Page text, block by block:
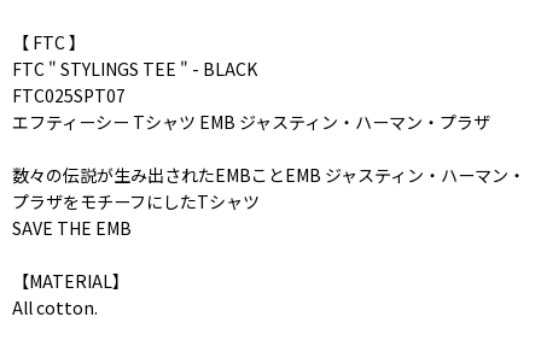
【 FTC 】
FTC " STYLINGS TEE " - BLACK
FTC025SPT07
エフティーシー Tシャツ EMB ジャスティン・ハーマン・プラザ
数々の伝説が生み出されたEMBことEMB ジャスティン・ハーマン・
プラザをモチーフにしたTシャツ
SAVE THE EMB
【MATERIAL】
All cotton.